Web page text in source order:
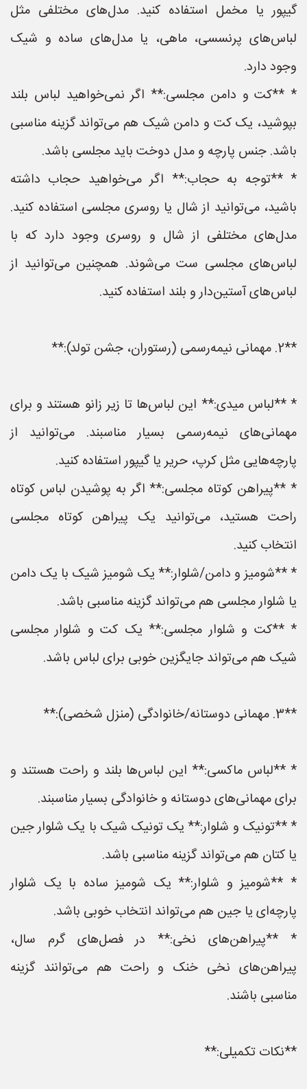
گیپور یا مخمل استفاده کنید. مدل‌های مختلفی مثل
لباس‌های پرنسسی، ماهی، یا مدل‌های ساده و شیک
وجود دارد.
* **کت و دامن مجلسی:** اگر نمی‌خواهید لباس بلند
بپوشید، یک کت و دامن شیک هم می‌تواند گزینه مناسبی
باشد. جنس پارچه و مدل دوخت باید مجلسی باشد.
* **توجه به حجاب:** اگر می‌خواهید حجاب داشته
باشید، می‌توانید از شال یا روسری مجلسی استفاده کنید.
مدل‌های مختلفی از شال و روسری وجود دارد که با
لباس‌های مجلسی ست می‌شوند. همچنین می‌توانید از
لباس‌های آستین‌دار و بلند استفاده کنید.
**2. مهمانی نیمه‌رسمی (رستوران، جشن تولد):**
* **لباس میدی:** این لباس‌ها تا زیر زانو هستند و برای
مهمانی‌های نیمه‌رسمی بسیار مناسبند. می‌توانید از
پارچه‌هایی مثل کرپ، حریر یا گیپور استفاده کنید.
* **پیراهن کوتاه مجلسی:** اگر به پوشیدن لباس کوتاه
راحت هستید، می‌توانید یک پیراهن کوتاه مجلسی
انتخاب کنید.
* **شومیز و دامن/شلوار:** یک شومیز شیک با یک دامن
یا شلوار مجلسی هم می‌تواند گزینه مناسبی باشد.
* **کت و شلوار مجلسی:** یک کت و شلوار مجلسی
شیک هم می‌تواند جایگزین خوبی برای لباس باشد.
**3. مهمانی دوستانه/خانوادگی (منزل شخصی):**
* **لباس ماکسی:** این لباس‌ها بلند و راحت هستند و
برای مهمانی‌های دوستانه و خانوادگی بسیار مناسبند.
* **تونیک و شلوار:** یک تونیک شیک با یک شلوار جین
یا کتان هم می‌تواند گزینه مناسبی باشد.
* **شومیز و شلوار:** یک شومیز ساده با یک شلوار
پارچه‌ای یا جین هم می‌تواند انتخاب خوبی باشد.
* **پیراهن‌های نخی:** در فصل‌های گرم سال،
پیراهن‌های نخی خنک و راحت هم می‌توانند گزینه
مناسبی باشند.
**نکات تکمیلی:**